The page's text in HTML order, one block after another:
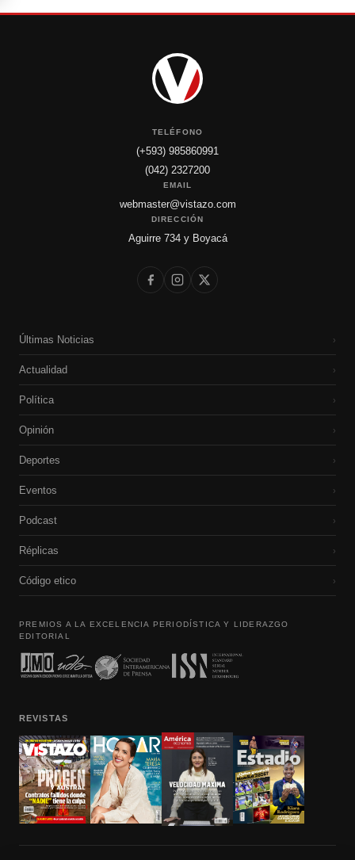
TELÉFONO
(+593) 985860991
(042) 2327200
EMAIL
webmaster@vistazo.com
DIRECCIÓN
Aguirre 734 y Boyacá
Últimas Noticias ›
Actualidad ›
Política ›
Opinión ›
Deportes ›
Eventos ›
Podcast ›
Réplicas ›
Código etico ›
PREMIOS A LA EXCELENCIA PERIODÍSTICA Y LIDERAZGO
EDITORIAL
REVISTAS